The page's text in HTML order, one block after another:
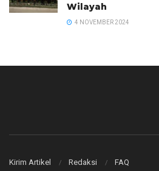
Wilayah
4 NOVEMBER 2024
Kirim Artikel Redaksi FAQ